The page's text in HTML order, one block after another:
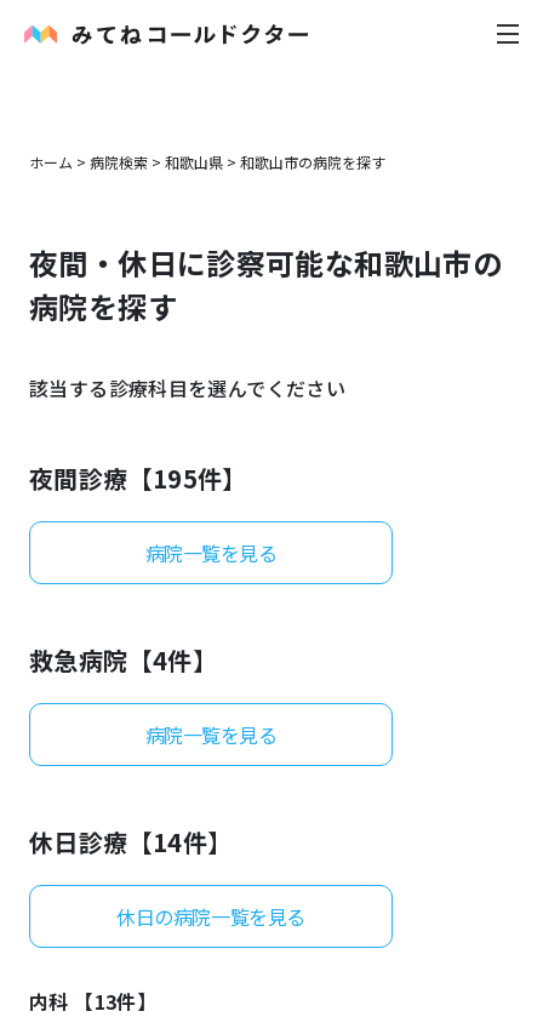
花粉症
感染症
お知らせ
よくあるご質問
ホーム > 病院検索 > 和歌山県 > 和歌山市の病院を探す
夜間・休日に診察可能な和歌山市の
病院を探す
該当する診療科目を選んでください
夜間診療【195件】
病院一覧を見る
救急病院【4件】
病院一覧を見る
休日診療【14件】
休日の病院一覧を見る
内科 【13件】